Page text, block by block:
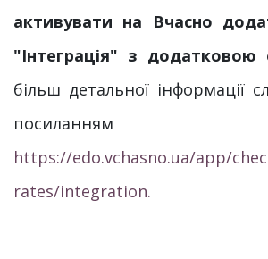
активувати на Вчасно
"Інтеграція" з додатковою
більш детальної інформації
посиланням
https://edo.vchasno.ua/app/
rates/integration.